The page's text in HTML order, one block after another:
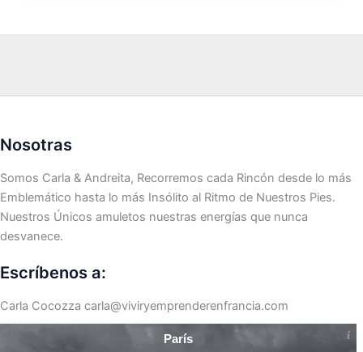
Nosotras
Somos Carla & Andreita, Recorremos cada Rincón desde lo más
Emblemático hasta lo más Insólito al Ritmo de Nuestros Pies.
Nuestros Únicos amuletos nuestras energías que nunca
desvanece.
Escríbenos a:
Carla Cocozza carla@viviryemprenderenfrancia.com
París